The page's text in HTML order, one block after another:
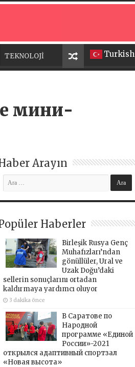
Turkish
TEKNOLOJİ
мини-
Arayın
Haberler
Birleşik Rusya Genç
Muhafızları’ndan
gönüllüler, Ural ve
Uzak Doğu’daki
sellerin sonuçlarını ortadan
kaldırmaya yardımcı oluyor
3 dakika önce
В Саратове по
Народной
программе «Единой
России»-2021
открылся адаптивный спортзал
«Новая высота»